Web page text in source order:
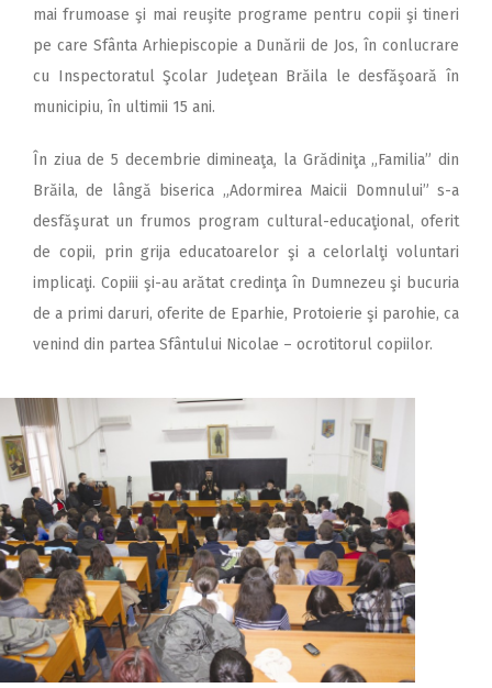
mai frumoase şi mai reuşite programe pentru copii şi tineri
pe care Sfânta Arhiepiscopie a Dunării de Jos, în conlucrare
cu Inspectoratul Şcolar Judeţean Brăila le desfăşoară în
municipiu, în ultimii 15 ani.
În ziua de 5 decembrie dimineaţa, la Grădiniţa „Familia” din
Brăila, de lângă biserica „Adormirea Maicii Domnului” s-a
desfăşurat un frumos program cultural-educaţional, oferit
de copii, prin grija educatoarelor şi a celorlalţi voluntari
implicaţi. Copiii şi-au arătat credinţa în Dumnezeu şi bucuria
de a primi daruri, oferite de Eparhie, Protoierie şi parohie, ca
venind din partea Sfântului Nicolae – ocrotitorul copiilor.